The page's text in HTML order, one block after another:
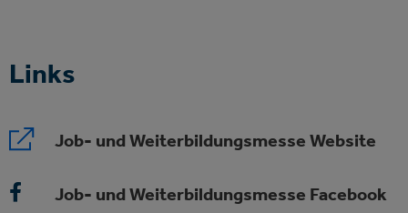
Links
Job- und Weiterbildungsmesse Website
Job- und Weiterbildungsmesse Facebook